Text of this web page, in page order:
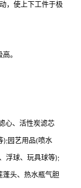
，使上下工件于极
。
心、活性炭滤芯
);园艺用品(喷水
浮球、玩具球等);
蓬头、热水瓶气胆